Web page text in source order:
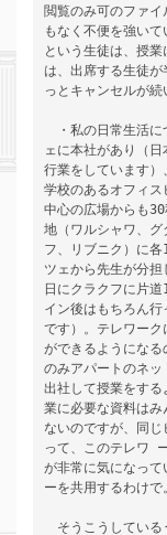
閲覧のみ可のファ
もなく不便を強い
という生徒は、授
は、出席する生徒
っとキャンセルが
・私の日常生活に
ェに本社があり（
行業をしています
学校のあるオフィ
中心の広場からも
地（ワルシャワ、
フ、リブニク）に
ツェから先生が分
日にクラクフに片
イン後はもちろん
です）。テレワー
ができるようにな
のみアパートのネ
出社して授業をす
業に必要な資料は
ないのですが、同
って、このテレワ
が非常に気になって
ーを共用するわけで。
そうこうしている